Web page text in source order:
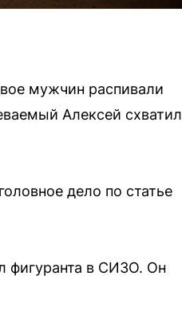
мужчин распивали
Алексей схватил
дело по статье
фигуранта в СИЗО. Он